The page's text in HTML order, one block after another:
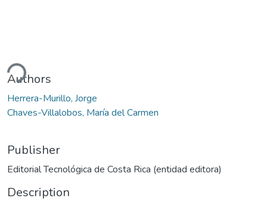
Authors
Herrera-Murillo, Jorge
Chaves-Villalobos, María del Carmen
Publisher
Editorial Tecnológica de Costa Rica (entidad editora)
Description